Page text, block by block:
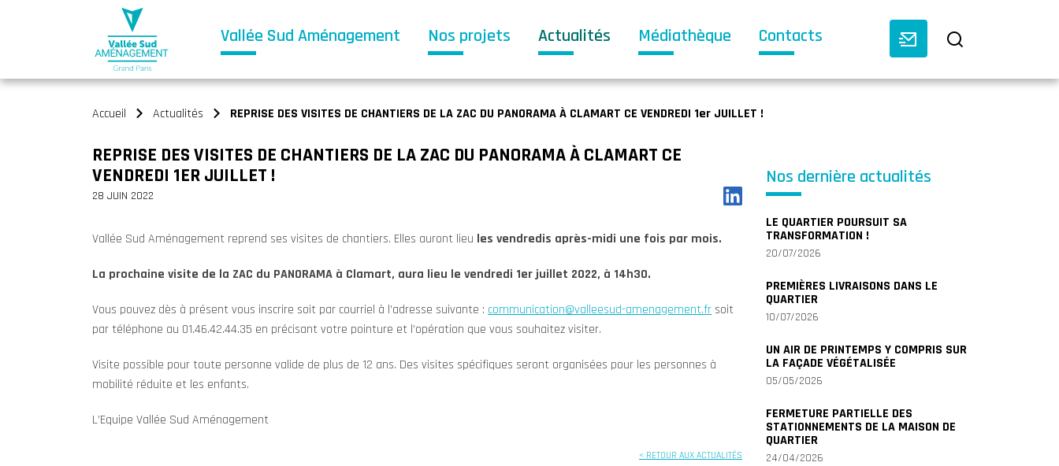
Vallée Sud Aménagement Nos projets Actualités Médiathèque Contacts
Accueil Actualités REPRISE DES VISITES DE CHANTIERS DE LA ZAC DU PANORAMA À CLAMART CE VENDREDI 1er JUILLET !
REPRISE DES VISITES DE CHANTIERS DE LA ZAC DU PANORAMA À CLAMART CE
VENDREDI 1ER JUILLET !
28 JUIN 2022
Vallée Sud Aménagement reprend ses visites de chantiers. Elles auront lieu les vendredis après-midi une fois par mois.
La prochaine visite de la ZAC du PANORAMA à Clamart, aura lieu le vendredi 1er juillet 2022, à 14h30.
Vous pouvez dès à présent vous inscrire soit par courriel à l’adresse suivante : communication@valleesud-amenagement.frsoit
par téléphone au 01.46.42.44.35 en précisant votre pointure et l’opération que vous souhaitez visiter.
Visite possible pour toute personne valide de plus de 12 ans. Des visites spécifiques seront organisées pour les personnes à
mobilité réduite et les enfants.
L’Equipe Vallée Sud Aménagement
< RETOUR AUX ACTUALITÉS
Nos dernière actualités
LE QUARTIER POURSUIT SA
TRANSFORMATION !
20/07/2026
PREMIÈRES LIVRAISONS DANS LE
QUARTIER
10/07/2026
UN AIR DE PRINTEMPS Y COMPRIS SUR
LA FAÇADE VÉGÉTALISÉE
05/05/2026
FERMETURE PARTIELLE DES
STATIONNEMENTS DE LA MAISON DE
QUARTIER
24/04/2026